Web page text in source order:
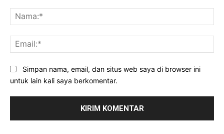
Simpan nama, email, dan situs web saya di browser ini
untuk lain kali saya berkomentar.